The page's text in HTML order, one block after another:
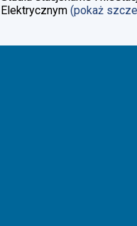
Elektrycznym (pokaż